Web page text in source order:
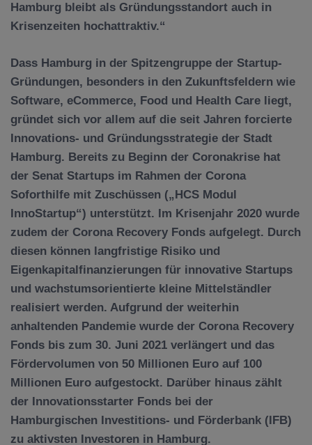
Hamburg bleibt als Gründungsstandort auch in
Krisenzeiten hochattraktiv.“
Dass Hamburg in der Spitzengruppe der Startup-
Gründungen, besonders in den Zukunftsfeldern wie
Software, eCommerce, Food und Health Care liegt,
gründet sich vor allem auf die seit Jahren forcierte
Innovations- und Gründungsstrategie der Stadt
Hamburg. Bereits zu Beginn der Coronakrise hat
der Senat Startups im Rahmen der Corona
Soforthilfe mit Zuschüssen („HCS Modul
InnoStartup“) unterstützt. Im Krisenjahr 2020 wurde
zudem der Corona Recovery Fonds aufgelegt. Durch
diesen können langfristige Risiko und
Eigenkapitalfinanzierungen für innovative Startups
und wachstumsorientierte kleine Mittelständler
realisiert werden. Aufgrund der weiterhin
anhaltenden Pandemie wurde der Corona Recovery
Fonds bis zum 30. Juni 2021 verlängert und das
Fördervolumen von 50 Millionen Euro auf 100
Millionen Euro aufgestockt. Darüber hinaus zählt
der Innovationsstarter Fonds bei der
Hamburgischen Investitions- und Förderbank (IFB)
zu aktivsten Investoren in Hamburg.